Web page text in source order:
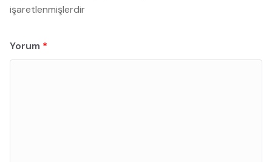
işaretlenmişlerdir
Yorum *